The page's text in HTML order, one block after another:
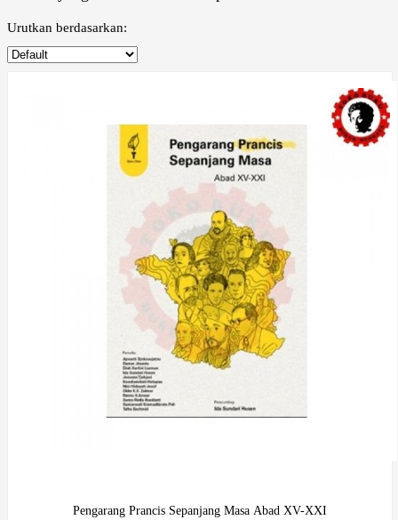
Urutkan berdasarkan:
Pengarang Prancis Sepanjang Masa Abad XV-XXI